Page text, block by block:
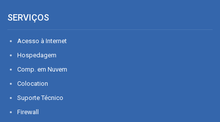
SERVIÇOS
Acesso à Internet
Hospedagem
Comp. em Nuvem
Colocation
Suporte Técnico
Firewall